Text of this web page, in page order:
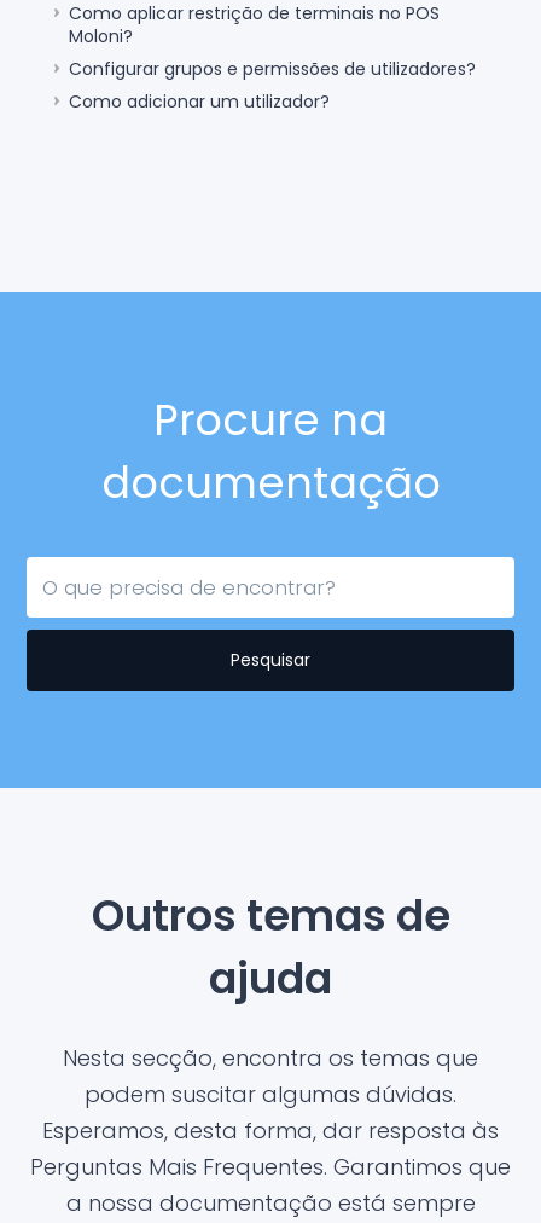
Como aplicar restrição de terminais no POS
Moloni?
Configurar grupos e permissões de utilizadores?
Como adicionar um utilizador?
Procure na
documentação
Pesquisar
Outros temas de
ajuda
Nesta secção, encontra os temas que
podem suscitar algumas dúvidas.
Esperamos, desta forma, dar resposta às
Perguntas Mais Frequentes. Garantimos que
a nossa documentação está sempre